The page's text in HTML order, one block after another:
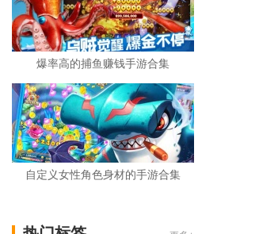
爆率高的捕鱼赚钱手游合集
自定义女性角色身材的手游合集